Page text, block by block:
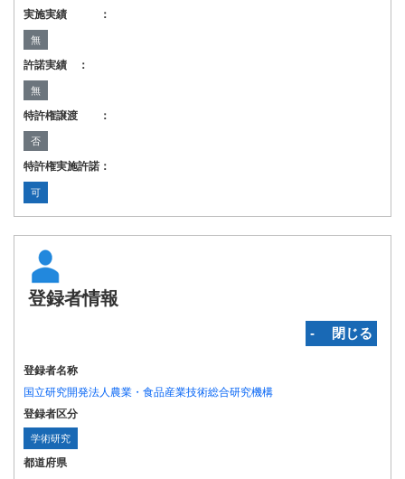
実施実績 ：
無
許諾実績 ：
無
特許権譲渡 ：
否
特許権実施許諾：
可
登録者情報
‐ 閉じる
登録者名称
国立研究開発法人農業・食品産業技術総合研究機構
登録者区分
学術研究
都道府県